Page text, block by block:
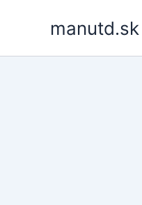
manutd.sk